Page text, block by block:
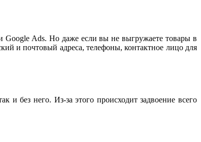
Google Ads. Но даже если вы не выгружаете товары в
и почтовый адреса, телефоны, контактное лицо для
и без него. Из-за этого происходит задвоение всего